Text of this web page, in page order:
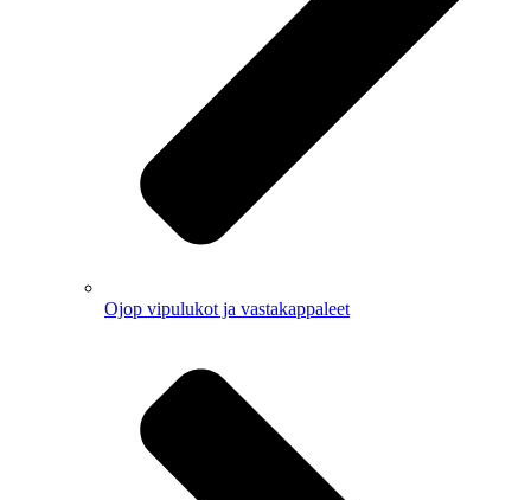
Ojop vipulukot ja vastakappaleet